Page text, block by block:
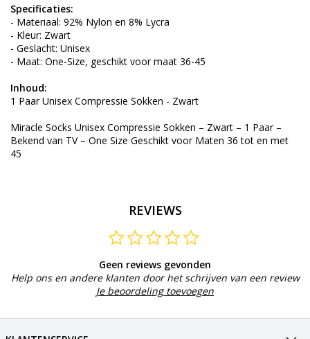
Specificaties:
- Materiaal: 92% Nylon en 8% Lycra
- Kleur: Zwart
- Geslacht: Unisex
- Maat: One-Size, geschikt voor maat 36-45
Inhoud:
1 Paar Unisex Compressie Sokken - Zwart
Miracle Socks Unisex Compressie Sokken – Zwart – 1 Paar –
Bekend van TV – One Size Geschikt voor Maten 36 tot en met
45
REVIEWS
Geen reviews gevonden
Help ons en andere klanten door het schrijven van een review
Je beoordeling toevoegen